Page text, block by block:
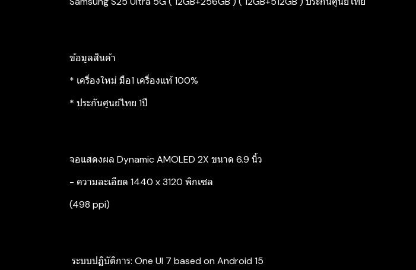
ข้อมูลสินค้า
* เครื่องใหม่ มือ1 เครื่องแท้ 100%
* ประกันศูนย์ไทย 1ปี
จอแสดงผล Dynamic AMOLED 2X ขนาด 6.9 นิ้ว
- ความละเอียด 1440 x 3120 พิกเซล
(498 ppi)
‍ ระบบปฏิบัติการ: One UI 7 based on Android 15